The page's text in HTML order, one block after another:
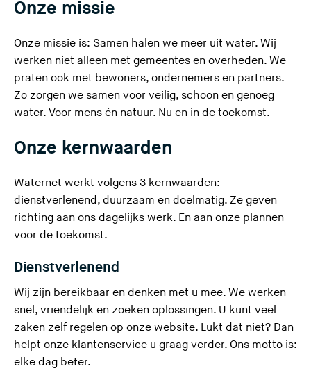
Onze missie
Onze missie is: Samen halen we meer uit water. Wij
werken niet alleen met gemeentes en overheden. We
praten ook met bewoners, ondernemers en partners.
Zo zorgen we samen voor veilig, schoon en genoeg
water. Voor mens én natuur. Nu en in de toekomst.
Onze kernwaarden
Waternet werkt volgens 3 kernwaarden:
dienstverlenend, duurzaam en doelmatig. Ze geven
richting aan ons dagelijks werk. En aan onze plannen
voor de toekomst.
Dienstverlenend
Wij zijn bereikbaar en denken met u mee. We werken
snel, vriendelijk en zoeken oplossingen. U kunt veel
zaken zelf regelen op onze website. Lukt dat niet? Dan
helpt onze klantenservice u graag verder. Ons motto is:
elke dag beter.